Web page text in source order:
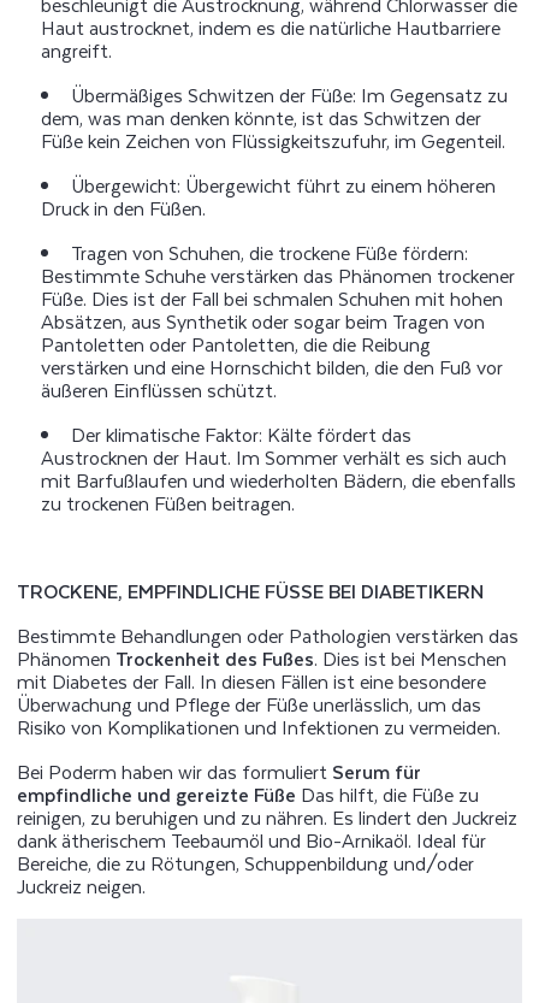
Haut austrocknet, indem es die natürliche Hautbarriere
angreift.
Übermäßiges Schwitzen der Füße: Im Gegensatz zu
dem, was man denken könnte, ist das Schwitzen der
Füße kein Zeichen von Flüssigkeitszufuhr, im Gegenteil.
Übergewicht: Übergewicht führt zu einem höheren
Druck in den Füßen.
Tragen von Schuhen, die trockene Füße fördern:
Bestimmte Schuhe verstärken das Phänomen trockener
Füße. Dies ist der Fall bei schmalen Schuhen mit hohen
Absätzen, aus Synthetik oder sogar beim Tragen von
Pantoletten oder Pantoletten, die die Reibung
verstärken und eine Hornschicht bilden, die den Fuß vor
äußeren Einflüssen schützt.
Der klimatische Faktor: Kälte fördert das
Austrocknen der Haut. Im Sommer verhält es sich auch
mit Barfußlaufen und wiederholten Bädern, die ebenfalls
zu trockenen Füßen beitragen.
TROCKENE, EMPFINDLICHE FÜSSE BEI DIABETIKERN
Bestimmte Behandlungen oder Pathologien verstärken das
Phänomen Trockenheit des Fußes. Dies ist bei Menschen
mit Diabetes der Fall. In diesen Fällen ist eine besondere
Überwachung und Pflege der Füße unerlässlich, um das
Risiko von Komplikationen und Infektionen zu vermeiden.
Bei Poderm haben wir das formuliert Serum für
empfindliche und gereizte Füße Das hilft, die Füße zu
reinigen, zu beruhigen und zu nähren. Es lindert den Juckreiz
dank ätherischem Teebaumöl und Bio-Arnikaöl. Ideal für
Bereiche, die zu Rötungen, Schuppenbildung und/oder
Juckreiz neigen.